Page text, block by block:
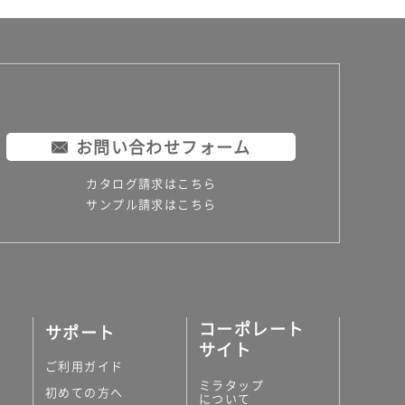
お問い合わせフォーム
カタログ請求はこちら
サンプル請求はこちら
サポート
ご利用ガイド
初めての方へ
コーポレート
サイト
ミラタップ
について